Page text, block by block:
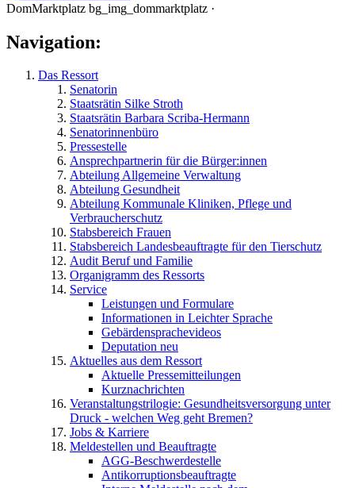
DomMarktplatz bg_img_dommarktplatz ·
Navigation:
Das Ressort
Senatorin
Staatsrätin Silke Stroth
Staatsrätin Barbara Scriba-Hermann
Senatorinnenbüro
Pressestelle
Ansprechpartnerin für die Bürger:innen
Abteilung Allgemeine Verwaltung
Abteilung Gesundheit
Abteilung Kommunale Kliniken, Pflege und
Verbraucherschutz
Stabsbereich Frauen
Stabsbereich Landesbeauftragte für den Tierschutz
Audit Beruf und Familie
Organigramm des Ressorts
Service
Leistungen und Formulare
Informationen in Leichter Sprache
Gebärdensprachevideos
Deputation neu
Aktuelles aus dem Ressort
Aktuelle Pressemitteilungen
Kurznachrichten
Veranstaltungstrilogie: Gesundheitsversorgung unter
Druck - welchen Weg geht Bremen?
Jobs & Karriere
Meldestellen und Beauftragte
AGG-Beschwerdestelle
Antikorruptionsbeauftragte